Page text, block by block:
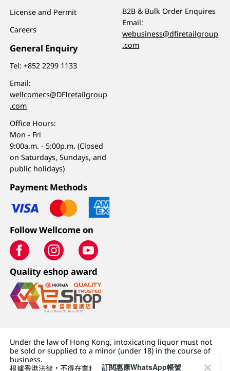
License and Permit
Careers
General Enquiry
Tel:+852 2299 1133
Email:
wellcomecs@DFIretailgroup
.com
Office Hours:
Mon - Fri
9:00a.m. - 5:00p.m. (Closed
on Saturdays, Sundays, and
public holidays)
B2B & Bulk Order Enquires
Email:
webusiness@dfiretailgroup
.com
Payment Methods
Follow Wellcome on
Quality eshop award
Under the law of Hong Kong, intoxicating liquor must not
be sold or supplied to a minor (under 18) in the course of
business.
根據香港法律，不得在業務過程中，向未成年人 (18 歲以下人士)
訂閱惠康WhatsApp帳號